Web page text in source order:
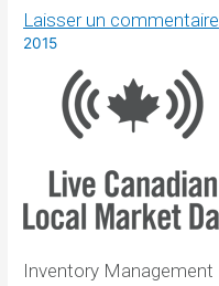
Laisser un commentaire
2015
Inventory Management